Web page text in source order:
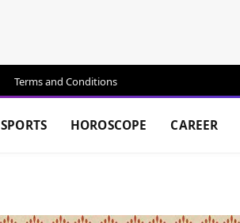
Terms and Conditions
SPORTS HOROSCOPE CAREER